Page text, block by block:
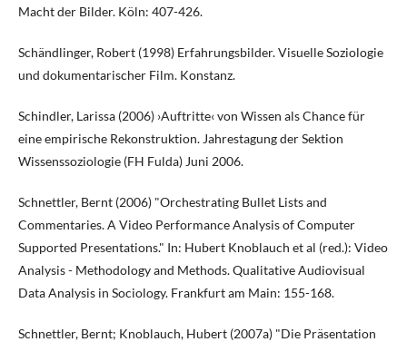
Macht der Bilder. Köln: 407-426.
Schändlinger, Robert (1998) Erfahrungsbilder. Visuelle Soziologie
und dokumentarischer Film. Konstanz.
Schindler, Larissa (2006) ›Auftritte‹ von Wissen als Chance für
eine empirische Rekonstruktion. Jahrestagung der Sektion
Wissenssoziologie (FH Fulda) Juni 2006.
Schnettler, Bernt (2006) "Orchestrating Bullet Lists and
Commentaries. A Video Performance Analysis of Computer
Supported Presentations." In: Hubert Knoblauch et al (red.): Video
Analysis - Methodology and Methods. Qualitative Audiovisual
Data Analysis in Sociology. Frankfurt am Main: 155-168.
Schnettler, Bernt; Knoblauch, Hubert (2007a) "Die Präsentation